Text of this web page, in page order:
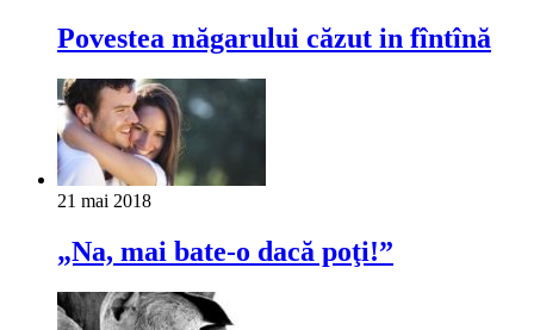
Povestea măgarului căzut in fîntînă
21 mai 2018
„Na, mai bate-o dacă poţi!”